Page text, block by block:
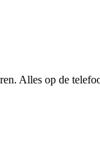
Alles op de